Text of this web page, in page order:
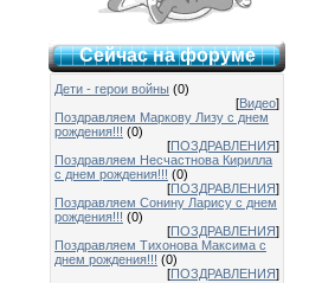
Сейчас на форуме
Дети - герои войны (0)
[Видео]
Поздравляем Маркову Лизу с днем
рождения!!! (0)
[ПОЗДРАВЛЕНИЯ]
Поздравляем Несчастнова Кирилла
с днем рождения!!! (0)
[ПОЗДРАВЛЕНИЯ]
Поздравляем Сонину Ларису с днем
рождения!!! (0)
[ПОЗДРАВЛЕНИЯ]
Поздравляем Тихонова Максима с
днем рождения!!! (0)
[ПОЗДРАВЛЕНИЯ]